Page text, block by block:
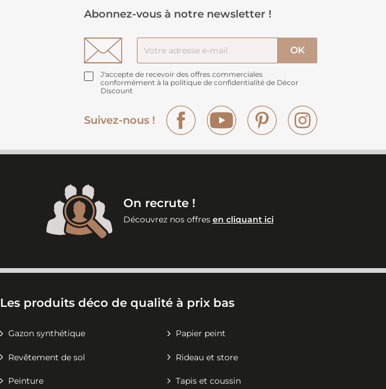
Abonnez-vous à notre newsletter !
J'accepte de recevoir des offres commerciales
conformément à la politique de confidentialité de Décor
Discount
Suivez-nous !
Facebook YouTube Pinterest
On recrute !
Découvrez nos offres en cliquant ici
Les produits déco de qualité à prix bas
Gazon synthétique Papier peint
Revêtement de sol Rideau et store
Peinture Tapis et coussin